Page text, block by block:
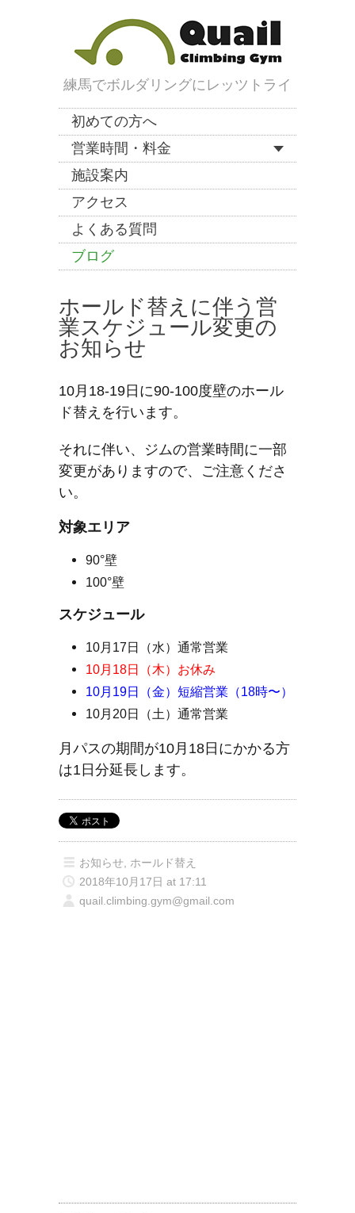
練馬でボルダリングにレッツトライ
初めての方へ
営業時間・料金
施設案内
アクセス
よくある質問
ブログ
ホールド替えに伴う営
業スケジュール変更の
お知らせ
10月18-19日に90-100度壁のホール
ド替えを行います。
それに伴い、ジムの営業時間に一部
変更がありますので、ご注意くださ
い。
対象エリア
90°壁
100°壁
スケジュール
10月17日（水）通常営業
10月18日（木）お休み
10月19日（金）短縮営業（18時〜）
10月20日（土）通常営業
月パスの期間が10月18日にかかる方
は1日分延長します。
お知らせ
ホールド替え
2018年10月17日 at 17:11
quail.climbing.gym@gmail.com